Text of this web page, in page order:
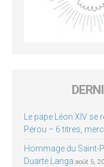
Le pape Léon XIV se
Pérou – 6 titres,
Hommage du Saint-
Duarte Langa août 5,